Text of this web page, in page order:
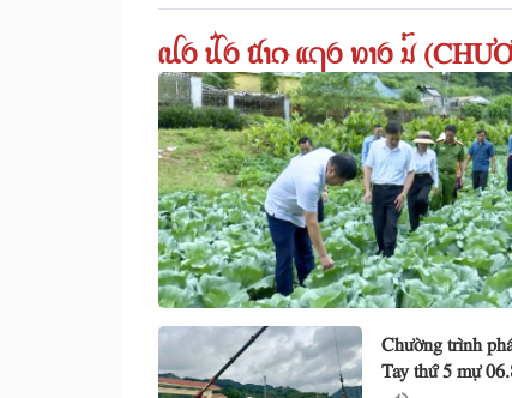
ꪹꪊꪉ ꪊꪲꪉ ꪠꪱꪒ ꪵꪖꪉ ꪭꪱꪉ ꪣꪳ
Chường trình
Tay thứ 5 mự